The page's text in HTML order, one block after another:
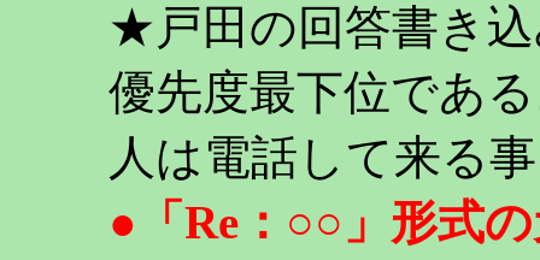
★戸田の回答書き
優先度最下位であ
人は電話して来る
●「Re：○○」形式